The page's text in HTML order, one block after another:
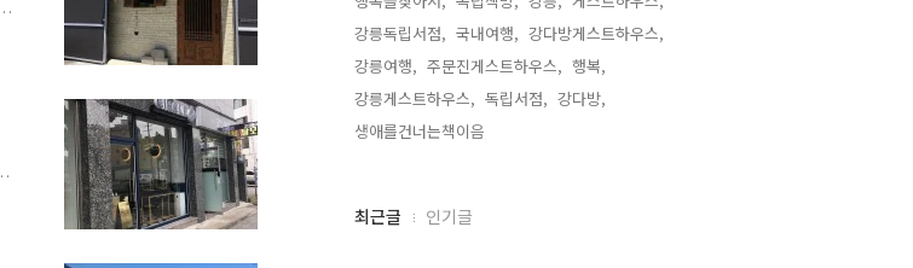
강릉독립서점, 국내여행, 강다방게스트하우스,
강릉여행, 주문진게스트하우스, 행복,
강릉게스트하우스, 독립서점, 강다방,
생애를건너는책이음,
최
최근글 인기글